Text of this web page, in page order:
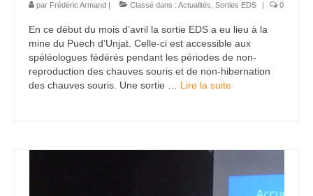
par Frédéric Armand | Classé dans : Actualités Sorties EDS | 0
En ce début du mois d’avril la sortie EDS a eu lieu à la
mine du Puech d’Unjat. Celle-ci est accessible aux
spéléologues fédérés pendant les périodes de non-
reproduction des chauves souris et de non-hibernation
des chauves souris. Une sortie … Lire la suite­­